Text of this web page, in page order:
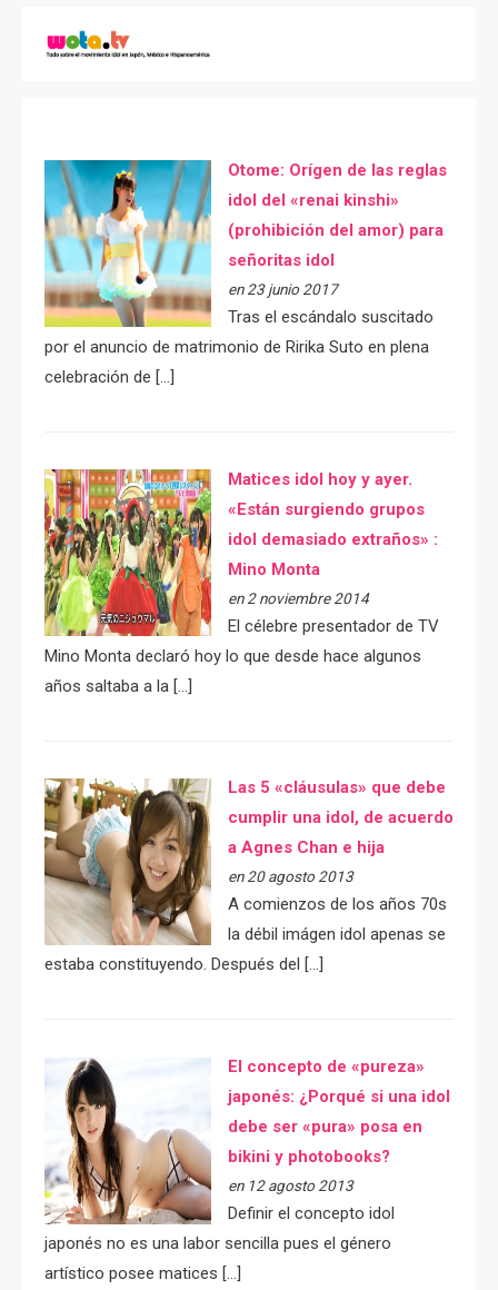
Otome: Orígen de las reglas
idol del «renai kinshi»
(prohibición del amor) para
señoritas idol
en 23 junio 2017
Tras el escándalo suscitado
por el anuncio de matrimonio de Ririka Suto en plena
celebración de […]
Matices idol hoy y ayer.
«Están surgiendo grupos
idol demasiado extraños» :
Mino Monta
en 2 noviembre 2014
El célebre presentador de TV
Mino Monta declaró hoy lo que desde hace algunos
años saltaba a la […]
Las 5 «cláusulas» que debe
cumplir una idol, de acuerdo
a Agnes Chan e hija
en 20 agosto 2013
A comienzos de los años 70s
la débil imágen idol apenas se
estaba constituyendo. Después del […]
El concepto de «pureza»
japonés: ¿Porqué si una idol
debe ser «pura» posa en
bikini y photobooks?
en 12 agosto 2013
Definir el concepto idol
japonés no es una labor sencilla pues el género
artístico posee matices […]